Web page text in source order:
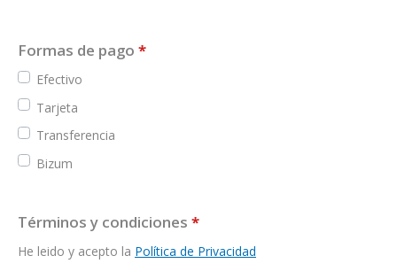
Formas de pago *
Efectivo
Tarjeta
Transferencia
Bizum
Términos y condiciones *
He leido y acepto la Política de Privacidad